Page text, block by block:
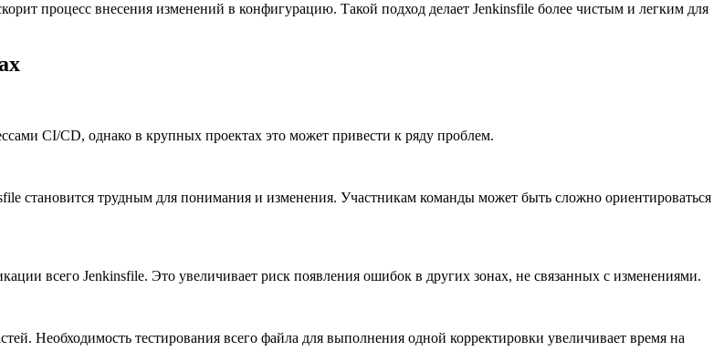
процесс внесения изменений в конфигурацию. Такой подход делает Jenkinsfile более чистым и легким для
CI/CD, однако в крупных проектах это может привести к ряду проблем.
становится трудным для понимания и изменения. Участникам команды может быть сложно ориентироваться
всего Jenkinsfile. Это увеличивает риск появления ошибок в других зонах, не связанных с изменениями.
Необходимость тестирования всего файла для выполнения одной корректировки увеличивает время на